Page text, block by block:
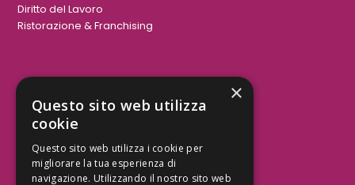
Diritto del Lavoro
Ristorazione & Franchising
Aree Attività Civile
Tutele del Credito
Responsabilità Civile
Contrattualistica
×
Questo sito web utilizza
cookie
Questo sito web utilizza i cookie per
migliorare la tua esperienza di
navigazione. Utilizzando il nostro sito web